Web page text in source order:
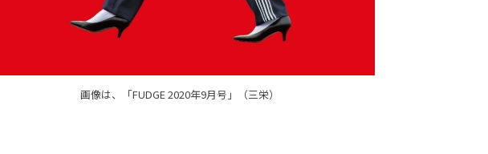
画像は、「FUDGE 2020年9月号」（三栄）